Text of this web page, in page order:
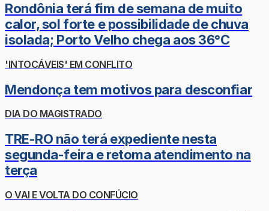
Rondônia terá fim de semana de muito
calor, sol forte e possibilidade de chuva
isolada; Porto Velho chega aos 36°C
'INTOCÁVEIS' EM CONFLITO
Mendonça tem motivos para desconfiar
DIA DO MAGISTRADO
TRE-RO não terá expediente nesta
segunda-feira e retoma atendimento na
terça
O VAI E VOLTA DO CONFÚCIO